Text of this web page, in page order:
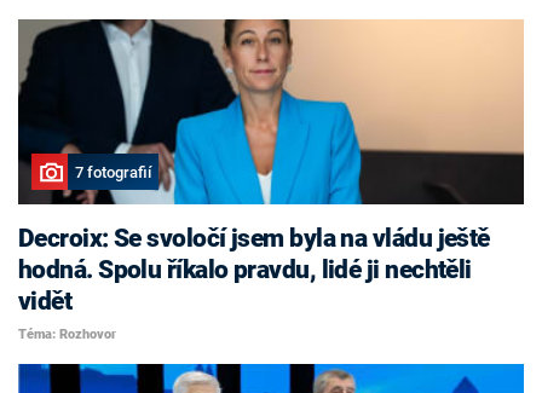
7 fotografií
Decroix: Se svoločí jsem byla na vládu ještě
hodná. Spolu říkalo pravdu, lidé ji nechtěli
vidět
Téma: Rozhovor